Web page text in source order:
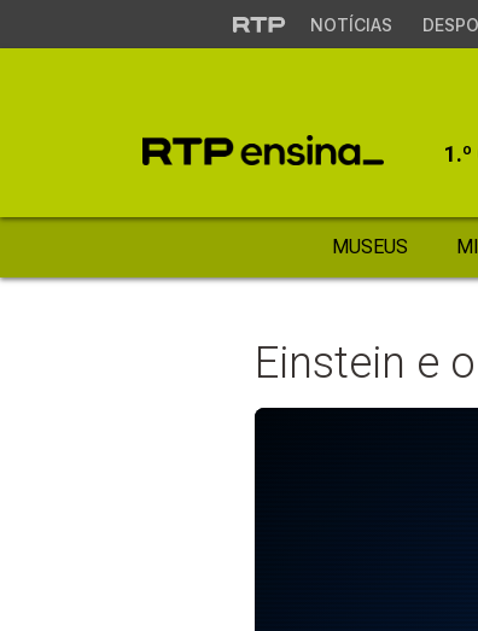
NOTÍCIAS
1.º
MUSEUS
Einstein e